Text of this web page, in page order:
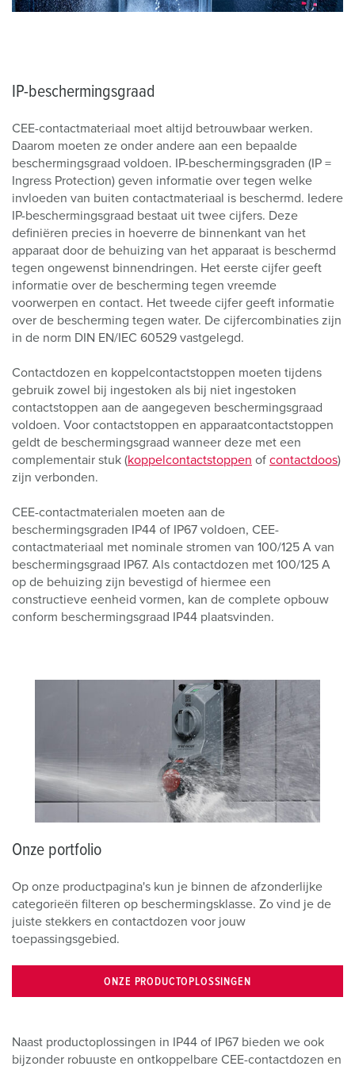
IP-beschermingsgraad
CEE-contactmateriaal moet altijd betrouwbaar werken.
Daarom moeten ze onder andere aan een bepaalde
beschermingsgraad voldoen. IP-beschermingsgraden (IP =
Ingress Protection) geven informatie over tegen welke
invloeden van buiten contactmateriaal is beschermd. Iedere
IP-beschermingsgraad bestaat uit twee cijfers. Deze
definiëren precies in hoeverre de binnenkant van het
apparaat door de behuizing van het apparaat is beschermd
tegen ongewenst binnendringen. Het eerste cijfer geeft
informatie over de bescherming tegen vreemde
voorwerpen en contact. Het tweede cijfer geeft informatie
over de bescherming tegen water. De cijfercombinaties zijn
in de norm DIN EN/IEC 60529 vastgelegd.
Contactdozen en koppelcontactstoppen moeten tijdens
gebruik zowel bij ingestoken als bij niet ingestoken
contactstoppen aan de aangegeven beschermingsgraad
voldoen. Voor contactstoppen en apparaatcontactstoppen
geldt de beschermingsgraad wanneer deze met een
complementair stuk (koppelcontactstoppen of contactdoos)
zijn verbonden.
CEE-contactmaterialen moeten aan de
beschermingsgraden IP44 of IP67 voldoen, CEE-
contactmateriaal met nominale stromen van 100/125 A van
beschermingsgraad IP67. Als contactdozen met 100/125 A
op de behuizing zijn bevestigd of hiermee een
constructieve eenheid vormen, kan de complete opbouw
conform beschermingsgraad IP44 plaatsvinden.
Onze portfolio
Op onze productpagina's kun je binnen de afzonderlijke
categorieën filteren op beschermingsklasse. Zo vind je de
juiste stekkers en contactdozen voor jouw
toepassingsgebied.
ONZE PRODUCTOPLOSSINGEN
Naast productoplossingen in IP44 of IP67 bieden we ook
bijzonder robuuste en ontkoppelbare CEE-contactdozen en